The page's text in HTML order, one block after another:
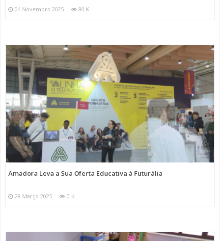
04 Novembro 2025 80 K
Amadora Leva a Sua Oferta Educativa à Futurália
28 Março 2025 0 K